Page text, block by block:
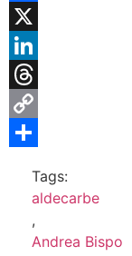
Facebook
X
LinkedIn
Threads
Copy
Tags:
aldecarbe
,
Andrea Bispo